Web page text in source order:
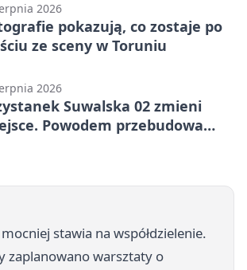
2026
pokazują, co zostaje po
ze sceny w Toruniu
2026
Suwalska 02 zmieni
Powodem przebudowa
stawia na współdzielenie.
zaplanowano warsztaty o